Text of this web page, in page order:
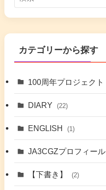
カテゴリーから探す
100周年プロジェクト
DIARY (22)
ENGLISH (1)
JA3CGZプロフィール
【下書き】 (2)